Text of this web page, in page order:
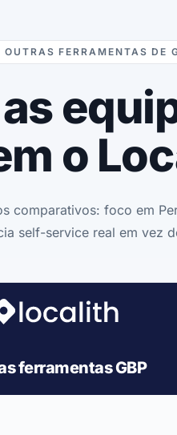
FERRAMENTAS DE
o
comparativos: foco em
self-service real em vez
ferramentas GBP